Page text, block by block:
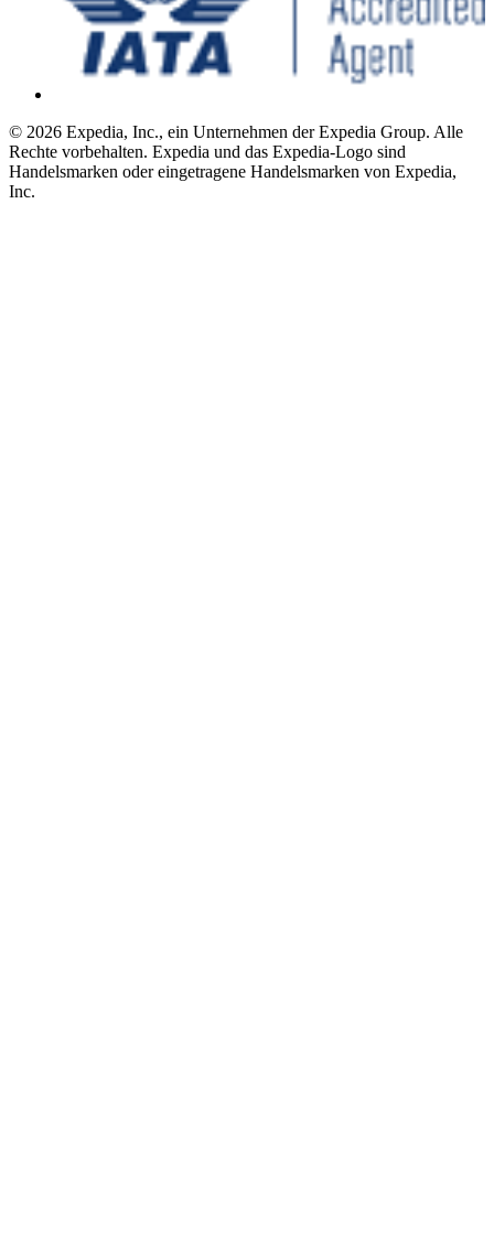
© 2026 Expedia, Inc., ein Unternehmen der Expedia Group. Alle
Rechte vorbehalten. Expedia und das Expedia-Logo sind
Handelsmarken oder eingetragene Handelsmarken von Expedia,
Inc.